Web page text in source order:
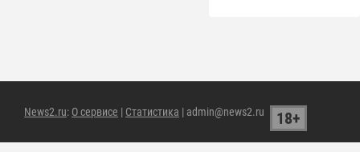
News2.ru: О сервисе | Статистика | admin@news2.ru 18+